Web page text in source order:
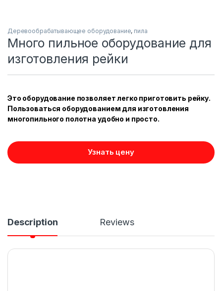
Деревообрабатывающее оборудование, пила
Много пильное оборудование для
изготовления рейки
Это оборудование позволяет легко приготовить рейку.
Пользоваться оборудованием для изготовления
многопильного полотна удобно и просто.
Узнать цену
Description Reviews